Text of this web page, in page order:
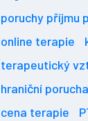
poruchy příjmu
online terapie
terapeutický
hraniční
cena terapie